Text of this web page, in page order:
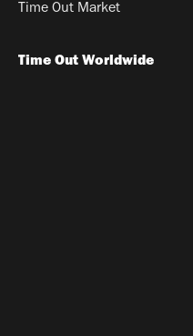
Time Out Market
Time Out Worldwide